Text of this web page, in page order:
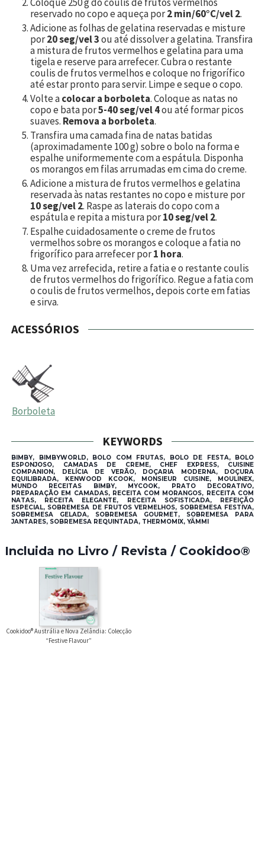
reservado no copo e aqueça por2 min/60°C/vel 2.
Adicione as folhas de gelatina reservadas e misture
por20 seg/vel 3ou até dissolver a gelatina. Transfira
a mistura de frutos vermelhos e gelatina para uma
tigela e reserve para arrefecer. Cubra o restante
coulis de frutos vermelhos e coloque no frigorífico
até estar pronto para servir. Limpe e seque o copo.
Volte acolocar a borboleta. Coloque as natas no
copo e bata por5-40 seg/vel 4ou até formar picos
suaves. Remova a borboleta.
Transfira uma camada fina de natas batidas
(aproximadamente 100 g) sobre o bolo na forma e
espalhe uniformemente com a espátula. Disponha
os morangos em filas arrumadas em cima do creme.
Adicione a mistura de frutos vermelhos e gelatina
reservada às natas restantes no copo e misture por
10 seg/vel 2. Raspe as laterais do copo com a
espátula e repita a mistura por10 seg/vel 2.
Espalhe cuidadosamente o creme de frutos
vermelhos sobre os morangos e coloque a fatia no
frigorífico para arrefecer por1 hora.
Uma vez arrefecida, retire a fatia e o restante coulis
de frutos vermelhos do frigorífico. Regue a fatia com
o coulis de frutos vermelhos, depois corte em fatias
e sirva.
ACESSÓRIOS
Borboleta
KEYWORDS
BIMBY, BIMBYWORLD, BOLO COM FRUTAS, BOLO DE FESTA, BOLO
ESPONJOSO, CAMADAS DE CREME, CHEF EXPRESS, CUISINE
COMPANION, DELÍCIA DE VERÃO, DOÇARIA MODERNA, DOÇURA
EQUILIBRADA, KENWOOD KCOOK, MONSIEUR CUISINE, MOULINEX,
MUNDO RECEITAS BIMBY, MYCOOK, PRATO DECORATIVO,
PREPARAÇÃO EM CAMADAS, RECEITA COM MORANGOS, RECEITA COM
NATAS, RECEITA ELEGANTE, RECEITA SOFISTICADA, REFEIÇÃO
ESPECIAL, SOBREMESA DE FRUTOS VERMELHOS, SOBREMESA FESTIVA,
SOBREMESA GELADA, SOBREMESA GOURMET, SOBREMESA PARA
JANTARES, SOBREMESA REQUINTADA, THERMOMIX, YÄMMI
Incluida no Livro / Revista / Cookidoo®
Cookidoo® Austrália e Nova Zelândia: Colecção
“Festive Flavour”